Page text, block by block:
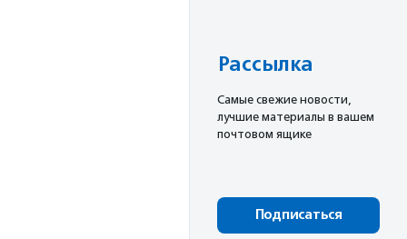
Рассылка
Cамые свежие новости,
лучшие материалы в вашем
почтовом ящике
Подписаться